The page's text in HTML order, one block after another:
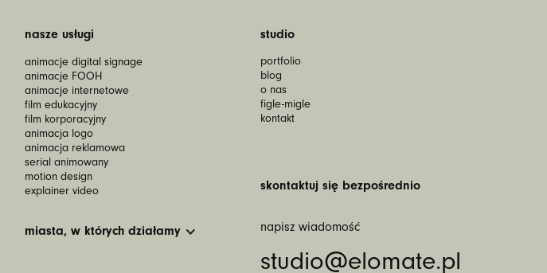
nasze usługi
animacje digital signage
animacje FOOH
animacje internetowe
film edukacyjny
film korporacyjny
animacja logo
animacja reklamowa
serial animowany
motion design
explainer video
miasta, w których działamy
studio
portfolio
blog
o nas
figle-migle
kontakt
skontaktuj się bezpośrednio
napisz wiadomość
studio@elomate.pl